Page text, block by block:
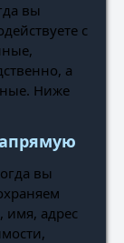
вы
с
а
Ниже
вы
адрес